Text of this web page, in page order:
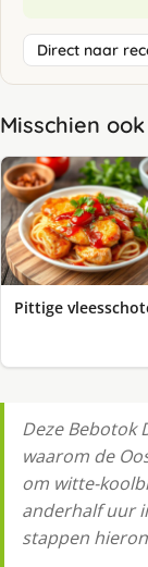
Direct naar
Misschien
Pittige
Deze Bebotok
waarom de
om witte-
anderhalf uur
stappen